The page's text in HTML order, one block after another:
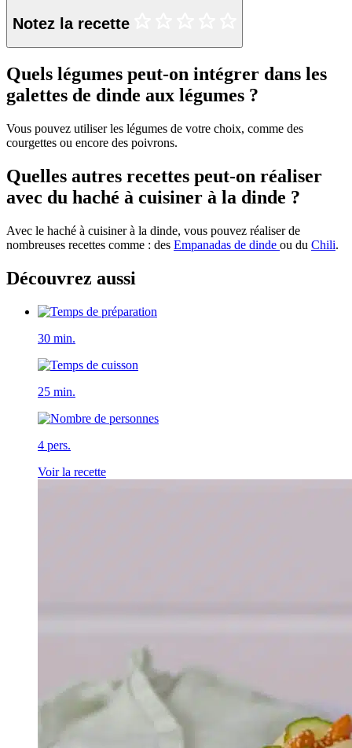
Notez la recette
Quels légumes peut-on intégrer dans les
galettes de dinde aux légumes ?
Vous pouvez utiliser les légumes de votre choix, comme des
courgettes ou encore des poivrons.
Quelles autres recettes peut-on réaliser
avec du haché à cuisiner à la dinde ?
Avec le haché à cuisiner à la dinde, vous pouvez réaliser de
nombreuses recettes comme : des Empanadas de dinde ou du Chili.
Découvrez aussi
30 min.
25 min.
4 pers.
Voir la recette